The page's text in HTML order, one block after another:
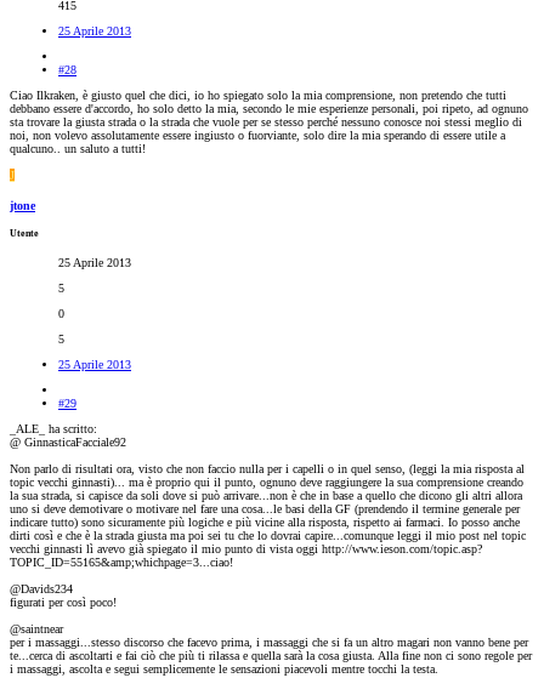
415
25 Aprile 2013
#28
Ciao Ilkraken, è giusto quel che dici, io ho spiegato solo la mia comprensione, non pretendo che tutti
debbano essere d'accordo, ho solo detto la mia, secondo le mie esperienze personali, poi ripeto, ad ognuno
sta trovare la giusta strada o la strada che vuole per se stesso perché nessuno conosce noi stessi meglio di
noi, non volevo assolutamente essere ingiusto o fuorviante, solo dire la mia sperando di essere utile a
qualcuno.. un saluto a tutti!
J
jtone
Utente
25 Aprile 2013
5
0
5
25 Aprile 2013
#29
_ALE_ ha scritto:
@ GinnasticaFacciale92
Non parlo di risultati ora, visto che non faccio nulla per i capelli o in quel senso, (leggi la mia risposta al
topic vecchi ginnasti)... ma è proprio qui il punto, ognuno deve raggiungere la sua comprensione creando
la sua strada, si capisce da soli dove si può arrivare...non è che in base a quello che dicono gli altri allora
uno si deve demotivare o motivare nel fare una cosa...le basi della GF (prendendo il termine generale per
indicare tutto) sono sicuramente più logiche e più vicine alla risposta, rispetto ai farmaci. Io posso anche
dirti così e che è la strada giusta ma poi sei tu che lo dovrai capire...comunque leggi il mio post nel topic
vecchi ginnasti lì avevo già spiegato il mio punto di vista oggi http://www.ieson.com/topic.asp?
TOPIC_ID=55165&amp;whichpage=3...ciao!
@Davids234
figurati per così poco!
@saintnear
per i massaggi...stesso discorso che facevo prima, i massaggi che si fa un altro magari non vanno bene per
te...cerca di ascoltarti e fai ciò che più ti rilassa e quella sarà la cosa giusta. Alla fine non ci sono regole per
i massaggi, ascolta e segui semplicemente le sensazioni piacevoli mentre tocchi la testa.